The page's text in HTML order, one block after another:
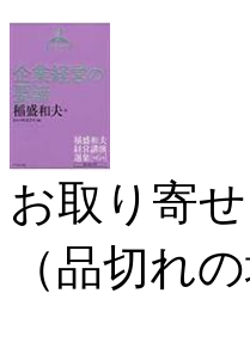
お取り寄せ
（品切れ